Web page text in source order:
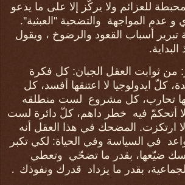
للعزائم ولا يركّز إلا على ما يدعو
و عدم المواجهة والتضحية ''العبثية''.
تبرير أسباب القعود والرضوخ ، ويقول
.
من ثوابت العقل الجبان: كل فكرة
كلّ ايدولوجيا لا اعتنقها أفسد، كل
تحارب، كل مشروع لست منطلقه
أتحكمّ فيه خطر داهم، كلّ دائرة لست
ارتكزت. المضحك في هذا العقل أنه
في السياسة وفي الحياة: لكي تكبر
ضيّعها، بقدر ما تضحّي وتعطي
بقدر ما يزداد قدرك ونفوذك .